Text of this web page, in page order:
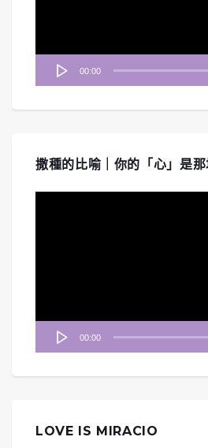
00:00
撒種的比喻｜你的「心」是
00:00
LOVE IS MIRACIO